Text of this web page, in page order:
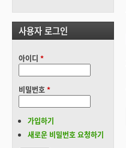
사용자 로그인
아이디 *
비밀번호*
가입하기
새로운 비밀번호 요청하기